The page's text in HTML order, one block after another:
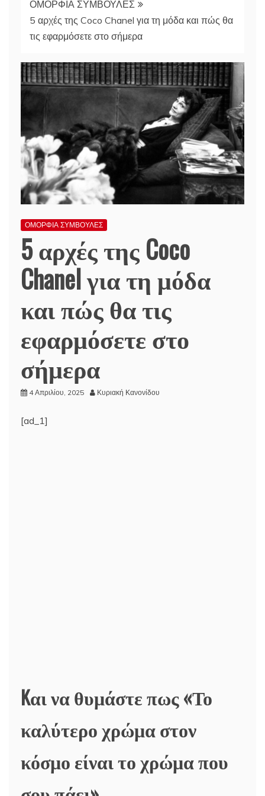
ΟΜΟΡΦΙΑ ΣΥΜΒΟΥΛΕΣ
5 αρχές της Coco Chanel για τη μόδα και πώς θα
τις εφαρμόσετε στο σήμερα
ΟΜΟΡΦΙΑ ΣΥΜΒΟΥΛΕΣ
5 αρχές της Coco
Chanel για τη μόδα
και πώς θα τις
εφαρμόσετε στο
σήμερα
4 Απριλίου, 2025 Κυριακή Κανονίδου
[ad_1]
Kαι να θυμάστε πως «Το
καλύτερο χρώμα στον
κόσμο είναι το χρώμα που